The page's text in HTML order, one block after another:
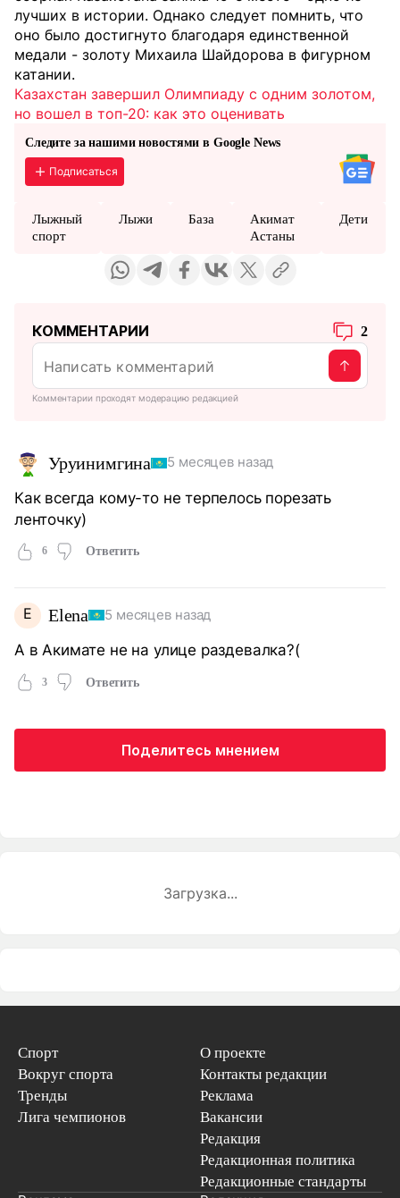
лучших в истории. Однако следует помнить, что
оно было достигнуто благодаря единственной
медали - золоту Михаила Шайдорова в фигурном
катании.
Казахстан завершил Олимпиаду с одним золотом,
но вошел в топ-20: как это оценивать
Следите за нашими новостями в Google News
Подписаться
Лыжный
спорт
Лыжи База
Акимат
Астаны
Дети
КОММЕНТАРИИ 2
Комментарии проходят модерацию редакцией
Уруинимгина 5 месяцев назад
Как всегда кому-то не терпелось порезать
ленточку)
6 Ответить
Е Еlena 5 месяцев назад
А в Акимате не на улице раздевалка?(
3 Ответить
Поделитесь мнением
Загрузка...
Спорт
Вокруг спорта
Тренды
Лига чемпионов
О проекте
Контакты редакции
Реклама
Вакансии
Редакция
Редакционная политика
Редакционные стандарты